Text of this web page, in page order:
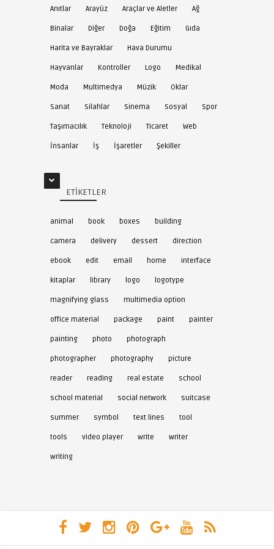
Anıtlar Arayüz Araçlar ve Aletler Ağ
Binalar Diğer Doğa Eğitim Gıda
Harita ve Bayraklar Hava Durumu
Hayvanlar Kontroller Logo Medikal
Moda Multimedya Müzik Oklar
Sanat Silahlar Sinema Sosyal Spor
Taşımacılık Teknoloji Ticaret Web
İnsanlar İş İşaretler Şekiller
ETIKETLER
animal book boxes building
camera delivery dessert direction
ebook edit email home interface
kitaplar library logo logotype
magnifying glass multimedia option
office material package paint painter
painting photo photograph
photographer photography picture
reader reading real estate school
school material social network suitcase
summer symbol text lines tool
tools video player write writer
writing